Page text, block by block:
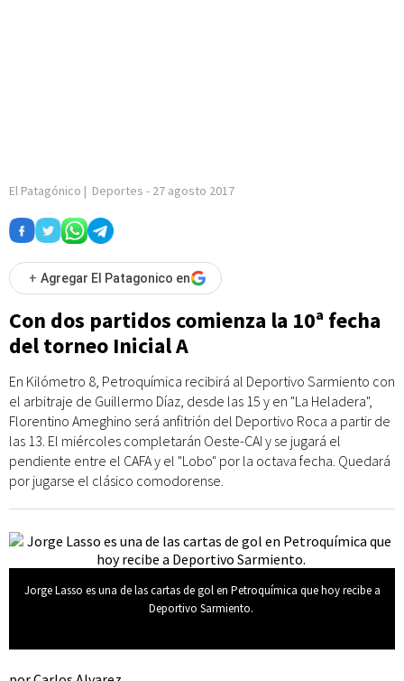
El Patagónico | Deportes - 27 agosto 2017
+ Agregar El Patagonico en
Con dos partidos comienza la 10ª fecha
del torneo Inicial A
En Kilómetro 8, Petroquímica recibirá al Deportivo Sarmiento con
el arbitraje de Guillermo Díaz, desde las 15 y en "La Heladera",
Florentino Ameghino será anfitrión del Deportivo Roca a partir de
las 13. El miércoles completarán Oeste-CAI y se jugará el
pendiente entre el CAFA y el "Lobo" por la octava fecha. Quedará
por jugarse el clásico comodorense.
Jorge Lasso es una de las cartas de gol en Petroquímica que hoy recibe a
Deportivo Sarmiento.